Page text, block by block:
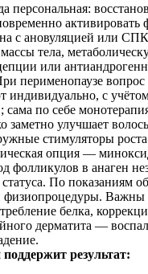
персональная:
активировать
с ановуляцией или
тела,
или
перименопаузе
индивидуально, с
сама по себе
заметно улучшает
стимуляторы
опция —
фолликулов в анаген
По показаниям
физиопроцедуры. Важны
белка,
дерматита —
результат: